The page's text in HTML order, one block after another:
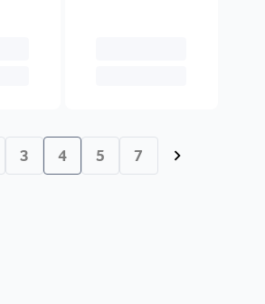
3 4 5 7 chevron_right